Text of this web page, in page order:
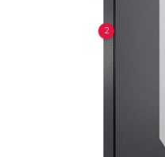
2